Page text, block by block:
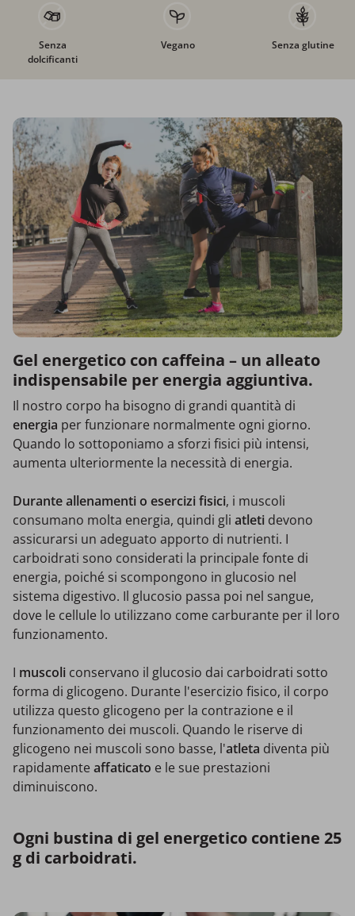
Senza
dolcificanti
Vegano Senza glutine
Gel energetico con caffeina – un alleato
indispensabile per energia aggiuntiva.
Il nostro corpo ha bisogno di grandi quantità di
energia per funzionare normalmente ogni giorno.
Quando lo sottoponiamo a sforzi fisici più intensi,
aumenta ulteriormente la necessità di energia.
Durante allenamenti o esercizi fisici, i muscoli
consumano molta energia, quindi gli atleti devono
assicurarsi un adeguato apporto di nutrienti. I
carboidrati sono considerati la principale fonte di
energia, poiché si scompongono in glucosio nel
sistema digestivo. Il glucosio passa poi nel sangue,
dove le cellule lo utilizzano come carburante per il loro
funzionamento.
I muscoli conservano il glucosio dai carboidrati sotto
forma di glicogeno. Durante l'esercizio fisico, il corpo
utilizza questo glicogeno per la contrazione e il
funzionamento dei muscoli. Quando le riserve di
glicogeno nei muscoli sono basse, l'atleta diventa più
rapidamente affaticato e le sue prestazioni
diminuiscono.
Ogni bustina di gel energetico contiene 25
g di carboidrati.